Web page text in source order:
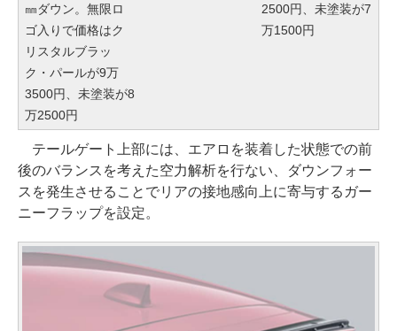
㎜ダウン。無限ロ
ゴ入りで価格はク
リスタルブラッ
ク・パールが9万
3500円、未塗装が8
万2500円
2500円、未塗装が7
万1500円
テールゲート上部には、エアロを装着した状態での前
後のバランスを考えた空力解析を行ない、ダウンフォー
スを発生させることでリアの接地感向上に寄与するガー
ニーフラップを設定。